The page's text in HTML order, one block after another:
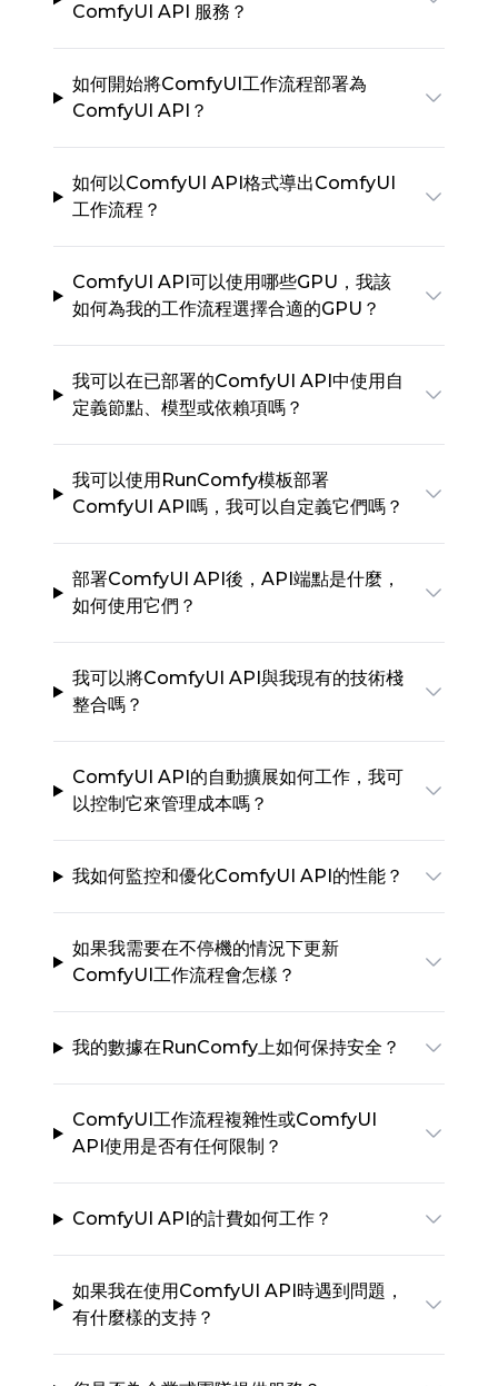
ComfyUI API 服務？
如何開始將ComfyUI工作流程部署為
ComfyUI API？
如何以ComfyUI API格式導出ComfyUI
工作流程？
ComfyUI API可以使用哪些GPU，我該
如何為我的工作流程選擇合適的GPU？
我可以在已部署的ComfyUI API中使用自
定義節點、模型或依賴項嗎？
我可以使用RunComfy模板部署
ComfyUI API嗎，我可以自定義它們嗎？
部署ComfyUI API後，API端點是什麼，
如何使用它們？
我可以將ComfyUI API與我現有的技術棧
整合嗎？
ComfyUI API的自動擴展如何工作，我可
以控制它來管理成本嗎？
我如何監控和優化ComfyUI API的性能？
如果我需要在不停機的情況下更新
ComfyUI工作流程會怎樣？
我的數據在RunComfy上如何保持安全？
ComfyUI工作流程複雜性或ComfyUI
API使用是否有任何限制？
ComfyUI API的計費如何工作？
如果我在使用ComfyUI API時遇到問題，
有什麼樣的支持？